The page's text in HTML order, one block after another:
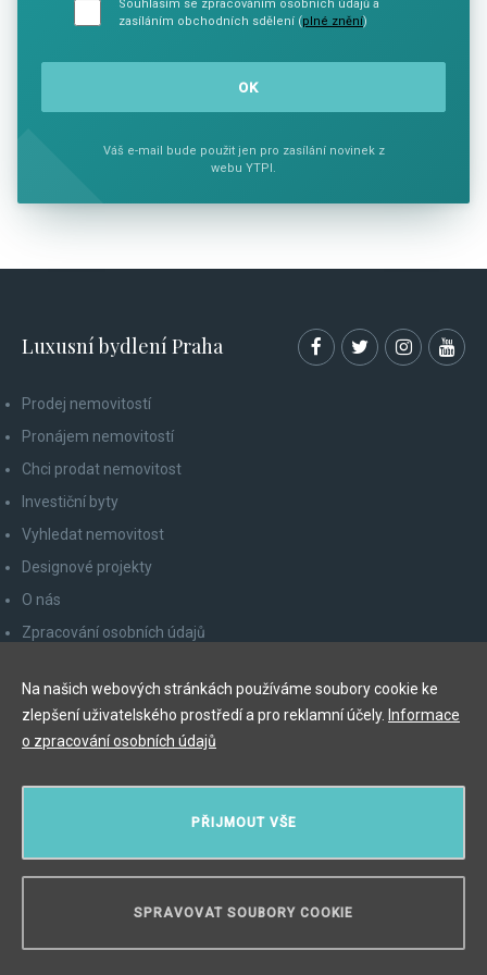
Souhlasím se zpracováním osobních údajů a
zasíláním obchodních sdělení (plné znění)
Váš e-mail bude použit jen pro zasílání novinek z
webu YTPI.
Luxusní bydlení Praha
Prodej nemovitostí
Pronájem nemovitostí
Chci prodat nemovitost
Investiční byty
Vyhledat nemovitost
Designové projekty
O nás
Zpracování osobních údajů
Odhlášení z newsletteru
Myslíková 245/3, 110 00 Praha 1
PŘIJMOUT VŠE
SPRAVOVAT SOUBORY COOKIE
Na našich webových stránkách používáme soubory cookie ke
zlepšení uživatelského prostředí a pro reklamní účely. Informace
o zpracování osobních údajů